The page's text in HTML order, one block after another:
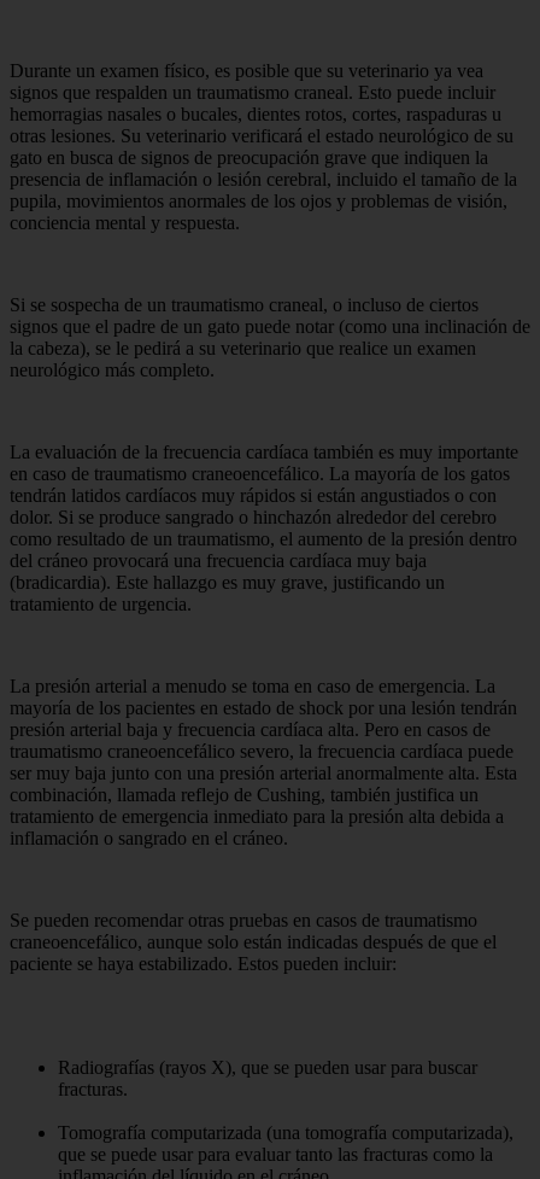
Durante un examen físico, es posible que su veterinario ya vea
signos que respalden un traumatismo craneal. Esto puede incluir
hemorragias nasales o bucales, dientes rotos, cortes, raspaduras u
otras lesiones. Su veterinario verificará el estado neurológico de su
gato en busca de signos de preocupación grave que indiquen la
presencia de inflamación o lesión cerebral, incluido el tamaño de la
pupila, movimientos anormales de los ojos y problemas de visión,
conciencia mental y respuesta.
Si se sospecha de un traumatismo craneal, o incluso de ciertos
signos que el padre de un gato puede notar (como una inclinación de
la cabeza), se le pedirá a su veterinario que realice un examen
neurológico más completo.
La evaluación de la frecuencia cardíaca también es muy importante
en caso de traumatismo craneoencefálico. La mayoría de los gatos
tendrán latidos cardíacos muy rápidos si están angustiados o con
dolor. Si se produce sangrado o hinchazón alrededor del cerebro
como resultado de un traumatismo, el aumento de la presión dentro
del cráneo provocará una frecuencia cardíaca muy baja
(bradicardia). Este hallazgo es muy grave, justificando un
tratamiento de urgencia.
La presión arterial a menudo se toma en caso de emergencia. La
mayoría de los pacientes en estado de shock por una lesión tendrán
presión arterial baja y frecuencia cardíaca alta. Pero en casos de
traumatismo craneoencefálico severo, la frecuencia cardíaca puede
ser muy baja junto con una presión arterial anormalmente alta. Esta
combinación, llamada reflejo de Cushing, también justifica un
tratamiento de emergencia inmediato para la presión alta debida a
inflamación o sangrado en el cráneo.
Se pueden recomendar otras pruebas en casos de traumatismo
craneoencefálico, aunque solo están indicadas después de que el
paciente se haya estabilizado. Estos pueden incluir:
Radiografías (rayos X), que se pueden usar para buscar
fracturas.
Tomografía computarizada (una tomografía computarizada),
que se puede usar para evaluar tanto las fracturas como la